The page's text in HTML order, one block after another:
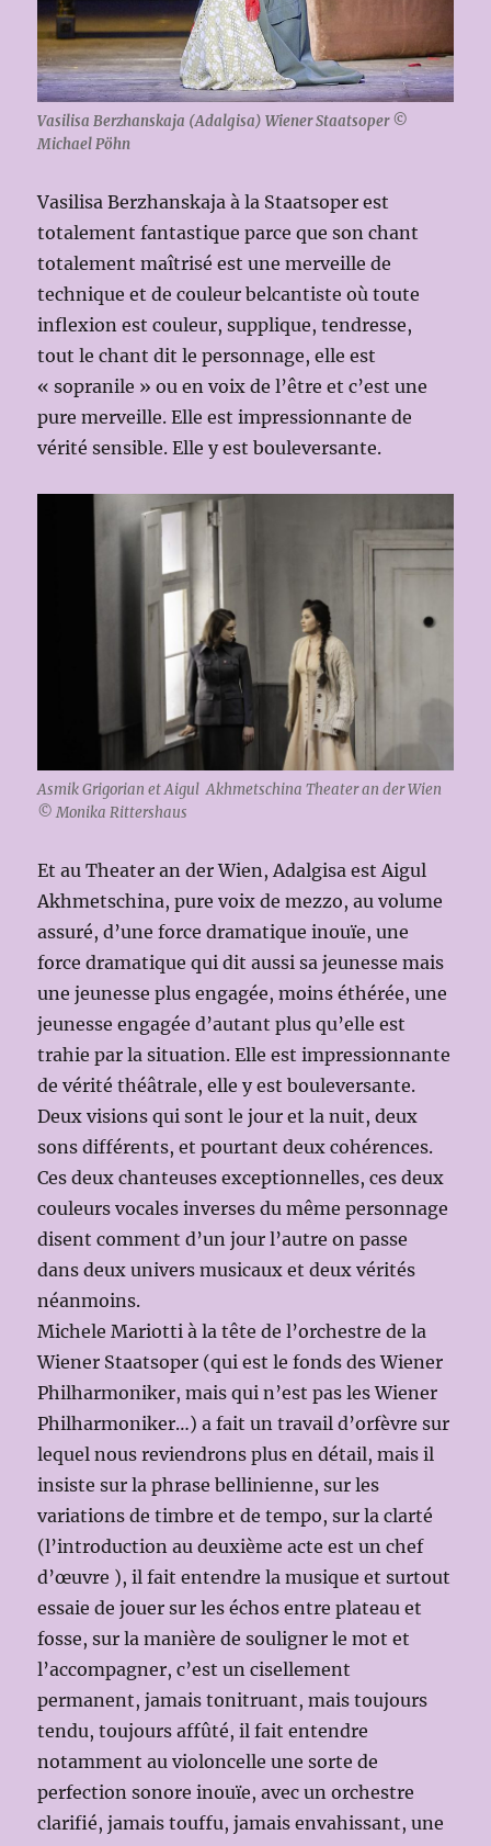
Vasilisa Berzhanskaja (Adalgisa) Wiener Staatsoper ©
Michael Pöhn
Vasilisa Berzhanskaja à la Staatsoper est
totalement fantastique parce que son chant
totalement maîtrisé est une merveille de
technique et de couleur belcantiste où toute
inflexion est couleur, supplique, tendresse,
tout le chant dit le personnage, elle est
« sopranile » ou en voix de l’être et c’est une
pure merveille. Elle est impressionnante de
vérité sensible. Elle y est bouleversante.
Asmik Grigorian et Aigul Akhmetschina Theater an der Wien
© Monika Rittershaus
Et au Theater an der Wien, Adalgisa est Aigul
Akhmetschina, pure voix de mezzo, au volume
assuré, d’une force dramatique inouïe, une
force dramatique qui dit aussi sa jeunesse mais
une jeunesse plus engagée, moins éthérée, une
jeunesse engagée d’autant plus qu’elle est
trahie par la situation. Elle est impressionnante
de vérité théâtrale, elle y est bouleversante.
Deux visions qui sont le jour et la nuit, deux
sons différents, et pourtant deux cohérences.
Ces deux chanteuses exceptionnelles, ces deux
couleurs vocales inverses du même personnage
disent comment d’un jour l’autre on passe
dans deux univers musicaux et deux vérités
néanmoins.
Michele Mariotti à la tête de l’orchestre de la
Wiener Staatsoper (qui est le fonds des Wiener
Philharmoniker, mais qui n’est pas les Wiener
Philharmoniker…) a fait un travail d’orfèvre sur
lequel nous reviendrons plus en détail, mais il
insiste sur la phrase bellinienne, sur les
variations de timbre et de tempo, sur la clarté
(l’introduction au deuxième acte est un chef
d’œuvre ), il fait entendre la musique et surtout
essaie de jouer sur les échos entre plateau et
fosse, sur la manière de souligner le mot et
l’accompagner, c’est un cisellement
permanent, jamais tonitruant, mais toujours
tendu, toujours affûté, il fait entendre
notamment au violoncelle une sorte de
perfection sonore inouïe, avec un orchestre
clarifié, jamais touffu, jamais envahissant, une